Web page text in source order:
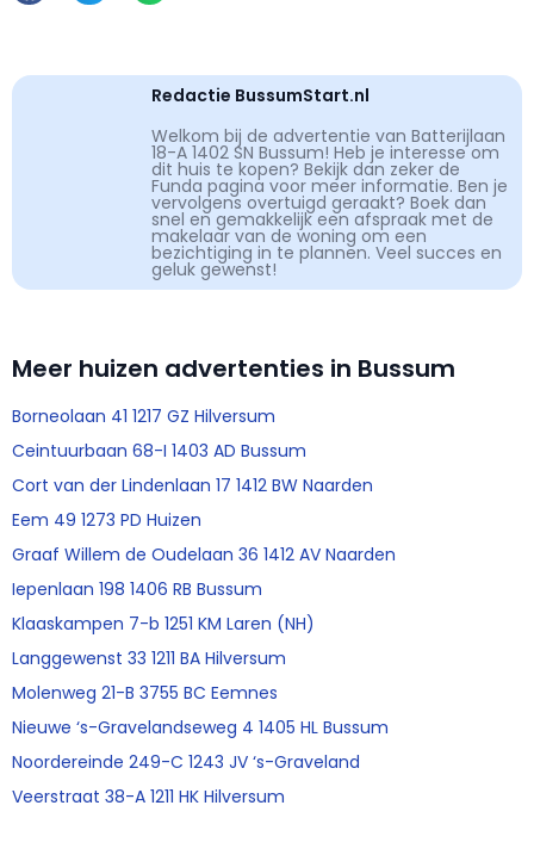
Redactie BussumStart.nl
Welkom bij de advertentie van Batterijlaan
18-A 1402 SN Bussum! Heb je interesse om
dit huis te kopen? Bekijk dan zeker de
Funda pagina voor meer informatie. Ben je
vervolgens overtuigd geraakt? Boek dan
snel en gemakkelijk een afspraak met de
makelaar van de woning om een
bezichtiging in te plannen. Veel succes en
geluk gewenst!
Meer huizen advertenties in Bussum
Borneolaan 41 1217 GZ Hilversum
Ceintuurbaan 68-I 1403 AD Bussum
Cort van der Lindenlaan 17 1412 BW Naarden
Eem 49 1273 PD Huizen
Graaf Willem de Oudelaan 36 1412 AV Naarden
Iepenlaan 198 1406 RB Bussum
Klaaskampen 7-b 1251 KM Laren (NH)
Langgewenst 33 1211 BA Hilversum
Molenweg 21-B 3755 BC Eemnes
Nieuwe ‘s-Gravelandseweg 4 1405 HL Bussum
Noordereinde 249-C 1243 JV ‘s-Graveland
Veerstraat 38-A 1211 HK Hilversum